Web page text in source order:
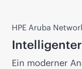
HPE Aruba
Ein moderner